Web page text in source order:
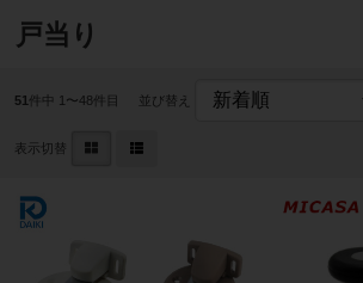
戸当り
51 件中 1〜48件目 並び替え
表示切替